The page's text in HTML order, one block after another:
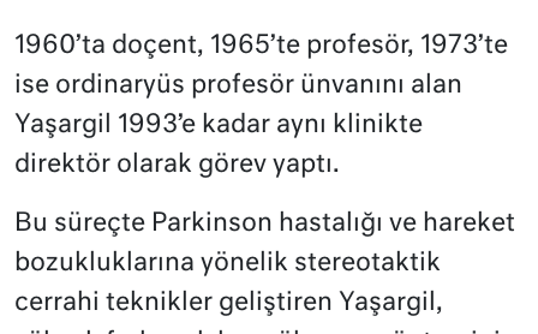
1960’ta doçent, 1965’te profesör, 1973’te
ise ordinaryüs profesör ünvanını alan
Yaşargil 1993’e kadar aynı klinikte
direktör olarak görev yaptı.
Bu süreçte Parkinson hastalığı ve hareket
bozukluklarına yönelik stereotaktik
cerrahi teknikler geliştiren Yaşargil,